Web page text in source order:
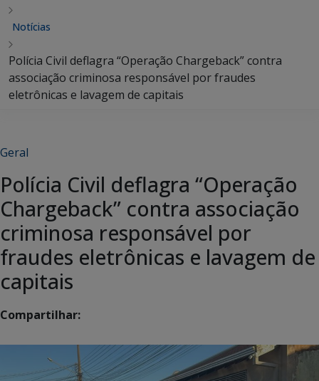
Notícias
Polícia Civil deflagra “Operação Chargeback” contra
associação criminosa responsável por fraudes
eletrônicas e lavagem de capitais
Geral
Polícia Civil deflagra “Operação
Chargeback” contra associação
criminosa responsável por
fraudes eletrônicas e lavagem de
capitais
Compartilhar: